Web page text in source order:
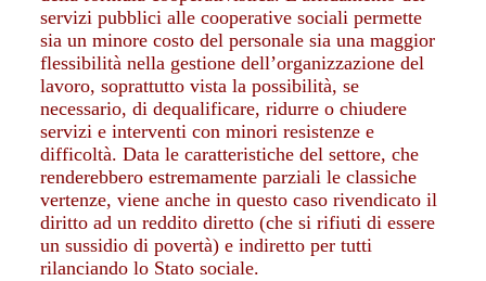
servizi pubblici alle cooperative sociali permette
sia un minore costo del personale sia una maggior
flessibilità nella gestione dell’organizzazione del
lavoro, soprattutto vista la possibilità, se
necessario, di dequalificare, ridurre o chiudere
servizi e interventi con minori resistenze e
difficoltà. Data le caratteristiche del settore, che
renderebbero estremamente parziali le classiche
vertenze, viene anche in questo caso rivendicato il
diritto ad un reddito diretto (che si rifiuti di essere
un sussidio di povertà) e indiretto per tutti
rilanciando lo Stato sociale.